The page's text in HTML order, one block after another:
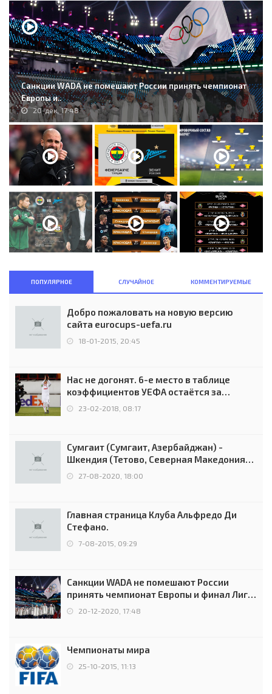
Санкции WADA не помешают России принять чемпионат
Европы и..
20-дек, 17:48
ПОПУЛЯРНОЕ СЛУЧАЙНОЕ КОММЕНТИРУЕМЫЕ
Добро пожаловать на новую версию
сайта eurocups-uefa.ru
18-01-2015, 20:45
Нас не догонят. 6-е место в таблице
коэффициентов УЕФА остаётся за
Россией
23-02-2018, 08:17
Сумгаит (Сумгаит, Азербайджан) -
Шкендия (Тетово, Северная Македония) -
0:2 (0:0)
27-08-2020, 18:00
Главная страница Клуба Альфредо Ди
Стефано.
7-08-2015, 09:29
Санкции WADA не помешают России
принять чемпионат Европы и финал Лиги
чемпионов.
20-12-2020, 17:48
Чемпионаты мира
25-10-2015, 11:13